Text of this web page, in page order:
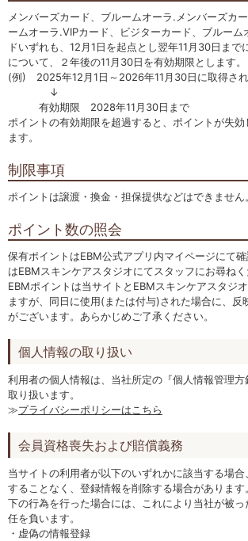
メンバーズカード、ブルームオーラ.メンバーズカ
ームオーラ.VIPカード、ビジターカード、ブルーム
ドいずれも、12月1日を起点とし翌年11月30日まで
について、２年後の11月30日を有効期限とします。
(例) 2025年12月1日～2026年11月30日に取得され
↓
有効期限 2028年11月30日まで
ポイントの有効期限を超過すると、ポイントが失効
ます。
制限事項
ポイントは譲渡・換金・担保提供などはできません。
ポイント数の照会
保有ポイントはEBM公式アプリ内マイページにて
はEBMスキンケアスタジオにてスタッフにお尋ねく
EBMポイントは当サイトとEBMスキンケアスタジ
ますが、同日に使用(または付与)された場合に、反
がございます。あらかじめご了承ください。
個人情報の取り扱い
利用者の個人情報は、当社所定の『個人情報管理方
取り扱います。
≫プライバシーポリシーはこちら
会員資格喪失および賠償義務
当サイトの利用者が以下のいずれかに該当する場
することなく、登録情報を削除する場合があります
下の行為を行った場合には、これにより当社が被
任を負います。
・虚偽の情報登録